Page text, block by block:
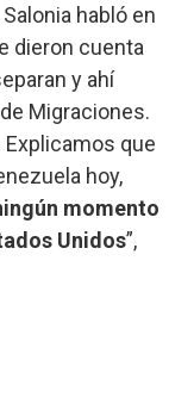
habló en
dieron cuenta
y ahí
Migraciones.
Explicamos que
hoy,
momento
Unidos”,